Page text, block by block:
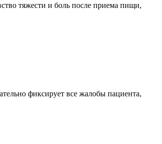
тяжести и боль после приема пищи,
фиксирует все жалобы пациента,